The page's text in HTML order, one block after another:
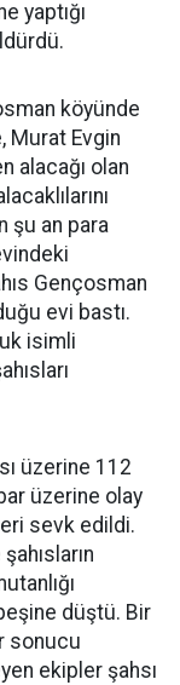
yaptığı
köyünde
Murat Evgin
alacağı olan
şu an para
Gençosman
evi bastı.
isimli
üzerine 112
üzerine olay
sevk edildi.
düştü. Bir
sonucu
ekipler şahsı